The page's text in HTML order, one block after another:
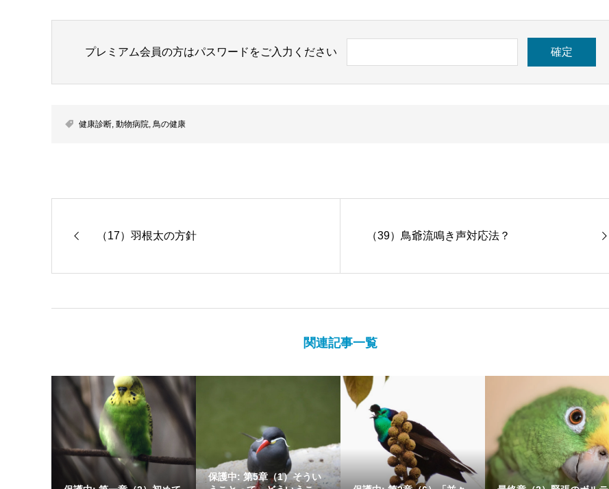
プレミアム会員の方はパスワードをご入力ください
健康診断, 動物病院, 鳥の健康
（17）羽根太の方針 （39）鳥爺流鳴き声対応法？
関連記事一覧
保護中: 第5章（1）そうい